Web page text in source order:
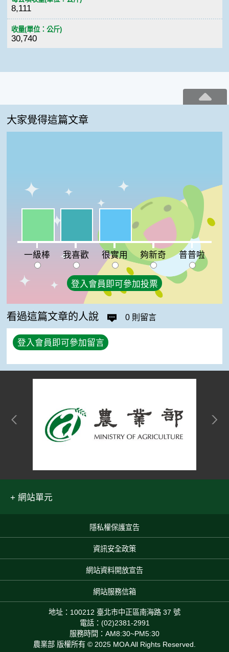
8,111
收量(單位：公斤)
30,740
大家覺得這篇文章
一級棒:33%我喜歡:33%
夠新奇:0%普普啦:0%
一級棒 我喜歡 很實用 夠新奇 普普啦
登入會員即可參加投票
看過這篇文章的人說 0 則留言
登入會員即可參加留言
網站單元
隱私權保護宣告
資訊安全政策
網站資料開放宣告
網站服務信箱
地址：100212 臺北市中正區南海路 37 號
電話：(02)2381-2991
服務時間：AM8:30~PM5:30
農業部 版權所有 © 2025 MOA All Rights Reserved.